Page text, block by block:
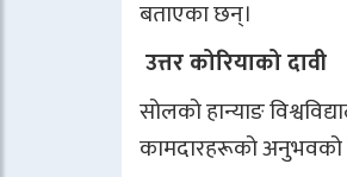
बताएका छन्।
उत्तर कोरियाको दावी
सोलको हान्याङ
कामदारहरूको अनुभवको